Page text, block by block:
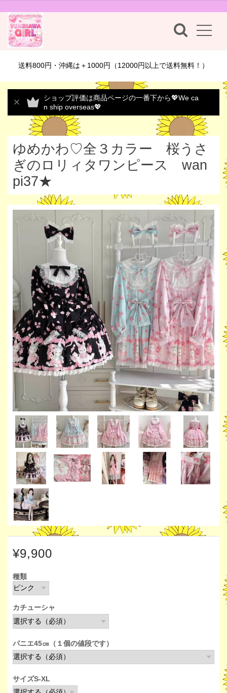
送料800円・沖縄は＋1000円（12000円以上で送料無料！）
ショップ評価は商品ページの一番下から💖We ca
n ship overseas💖
ゆめかわ♡全３カラー 桜うさ
ぎのロリィタワンピース wan
pi37★
¥9,900
種類
カチューシャ
パニエ45㎝（１個の値段です）
サイズS-XL